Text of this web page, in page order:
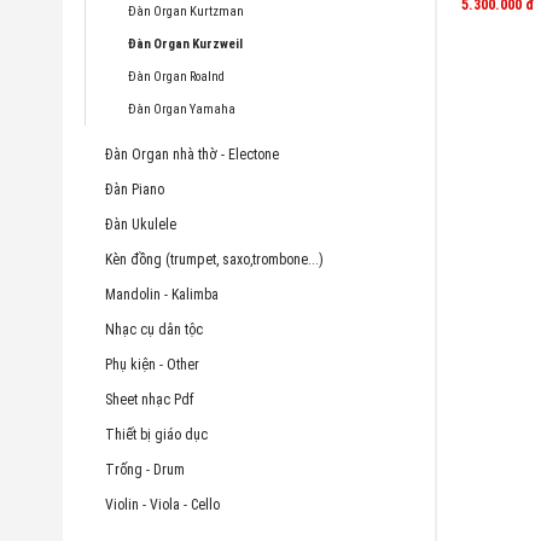
Đàn Organ Kurtzman
Đàn Organ Kurzweil
Đàn Organ Roalnd
Đàn Organ Yamaha
Đàn Organ nhà thờ - Electone
Đàn Piano
Đàn Ukulele
Kèn đồng (trumpet, saxo,trombone...)
Mandolin - Kalimba
Nhạc cụ dân tộc
Phụ kiện - Other
Sheet nhạc Pdf
Thiết bị giáo dục
Trống - Drum
Violin - Viola - Cello
5.300.000 đ